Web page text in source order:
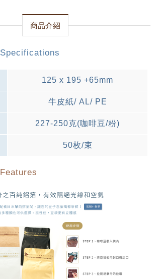
商品介紹
Specifications
125 x 195 +65mm
牛皮紙/ AL/ PE
227-250克(咖啡豆/粉)
50枚/束
Features